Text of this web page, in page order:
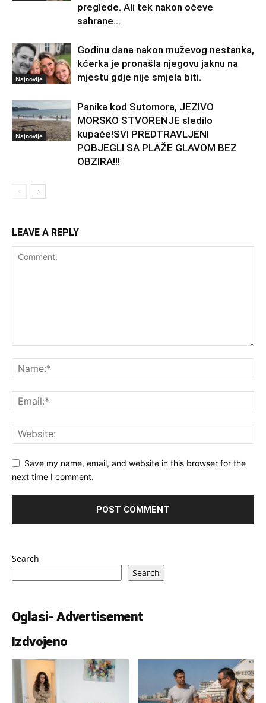
preglede. Ali tek nakon očeve
sahrane...
Najnovije
Godinu dana nakon muževog nestanka,
kćerka je pronašla njegovu jaknu na
mjestu gdje nije smjela biti.
Najnovije
Panika kod Sutomora, JEZIVO
MORSKO STVORENJE sledilo
kupače!SVI PREDTRAVLJENI
POBJEGLI SA PLAŽE GLAVOM BEZ
OBZIRA!!!
LEAVE A REPLY
Save my name, email, and website in this browser for the
next time I comment.
Search
Search
Oglasi- Advertisement
Izdvojeno